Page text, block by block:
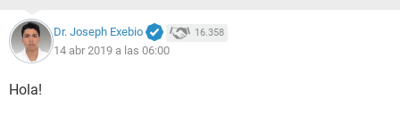
Dr. Joseph Exebio 16.358
14 abr 2019 a las 06:00
Hola!